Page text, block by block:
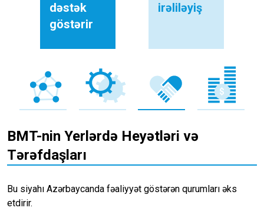
dəstək
göstərir
irəliləyiş
BMT-nin Yerlərdə Heyətləri və
Tərəfdaşları
Bu siyahı Azərbaycanda fəaliyyət göstərən qurumları əks
etdirir.